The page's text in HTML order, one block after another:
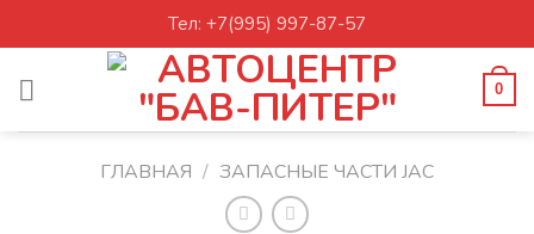
to
Тел: +7(995) 997-87-57
0
ГЛАВНАЯ / ЗАПАСНЫЕ ЧАСТИ JAC